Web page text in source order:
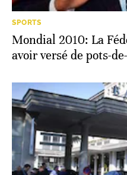
SPORTS
Mondial 2010: La
avoir versé de pots-